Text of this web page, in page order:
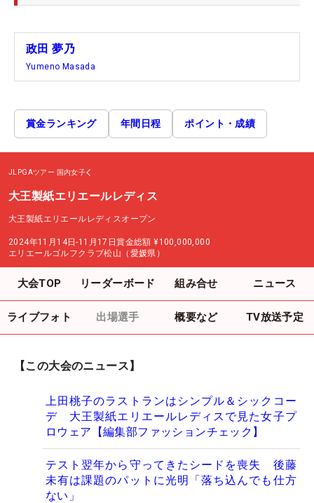
政田 夢乃
Yumeno Masada
賞金ランキング 年間日程 ポイント・成績
JLPGAツアー 国内女子
大王製紙エリエールレディス
大王製紙エリエールレディスオープン
2024年11月14日-11月17日賞金総額 ¥100,000,000
エリエールゴルフクラブ松山（愛媛県）
大会TOP リーダーボード 組み合せ ニュース
ライブフォト 出場選手 概要など TV放送予定
【この大会のニュース】
上田桃子のラストランはシンプル＆シックコー
デ 大王製紙エリエールレディスで見た女子プ
ロウェア【編集部ファッションチェック】
テスト翌年から守ってきたシードを喪失 後藤
未有は課題のパットに光明「落ち込んでも仕方
ない」